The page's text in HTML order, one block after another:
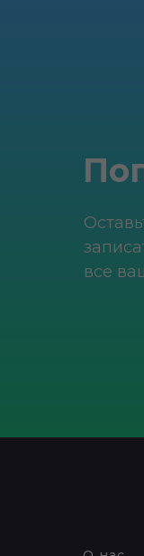
все